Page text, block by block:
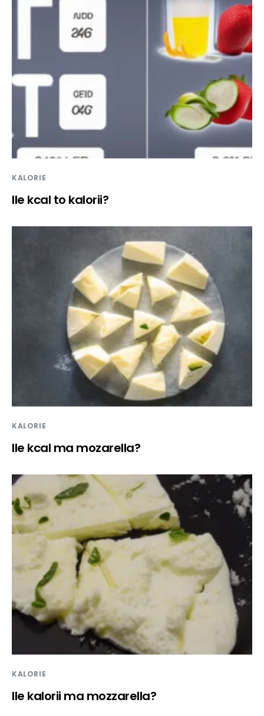
KALORIE
Ile kcal to kalorii?
KALORIE
Ile kcal ma mozarella?
KALORIE
Ile kalorii ma mozzarella?